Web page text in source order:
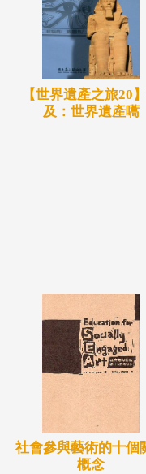
【世界遺產之旅20
及：世界遺產嚆
社會參與藝術的十個
概念